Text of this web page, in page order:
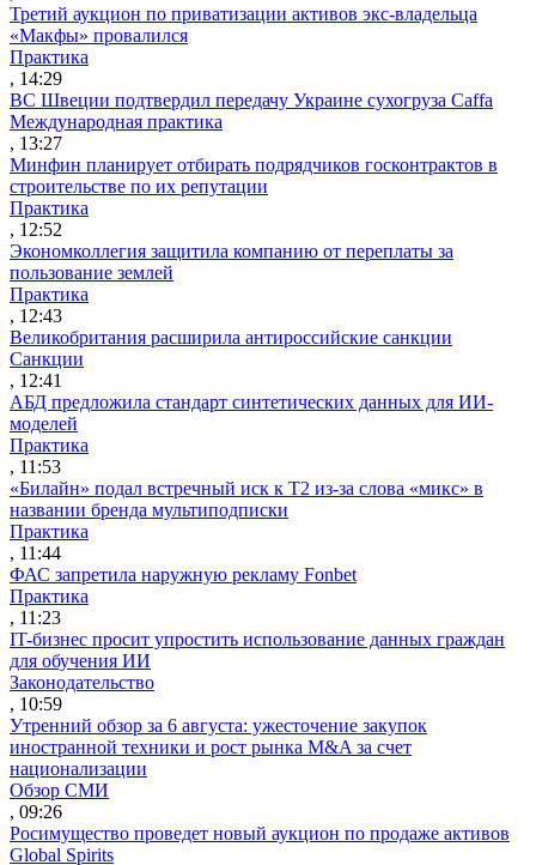
Третий аукцион по приватизации активов экс-владельца
«Макфы» провалился
Практика
, 14:29
ВС Швеции подтвердил передачу Украине сухогруза Caffa
Международная практика
, 13:27
Минфин планирует отбирать подрядчиков госконтрактов в
строительстве по их репутации
Практика
, 12:52
Экономколлегия защитила компанию от переплаты за
пользование землей
Практика
, 12:43
Великобритания расширила антироссийские санкции
Санкции
, 12:41
АБД предложила стандарт синтетических данных для ИИ-
моделей
Практика
, 11:53
«Билайн» подал встречный иск к Т2 из-за слова «микс» в
названии бренда мультиподписки
Практика
, 11:44
ФАС запретила наружную рекламу Fonbet
Практика
, 11:23
IT-бизнес просит упростить использование данных граждан
для обучения ИИ
Законодательство
, 10:59
Утренний обзор за 6 августа: ужесточение закупок
иностранной техники и рост рынка M&A за счет
национализации
Обзор СМИ
, 09:26
Росимущество проведет новый аукцион по продаже активов
Global Spirits